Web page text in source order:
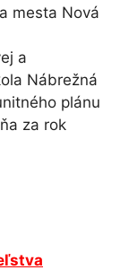
mesta Nová
a
Nábrežná
plánu
za rok